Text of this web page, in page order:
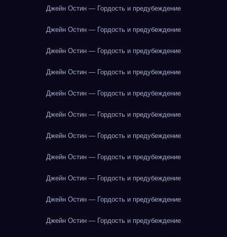
Джейн Остин — Гордость и предубеждение
Джейн Остин — Гордость и предубеждение
Джейн Остин — Гордость и предубеждение
Джейн Остин — Гордость и предубеждение
Джейн Остин — Гордость и предубеждение
Джейн Остин — Гордость и предубеждение
Джейн Остин — Гордость и предубеждение
Джейн Остин — Гордость и предубеждение
Джейн Остин — Гордость и предубеждение
Джейн Остин — Гордость и предубеждение
Джейн Остин — Гордость и предубеждение